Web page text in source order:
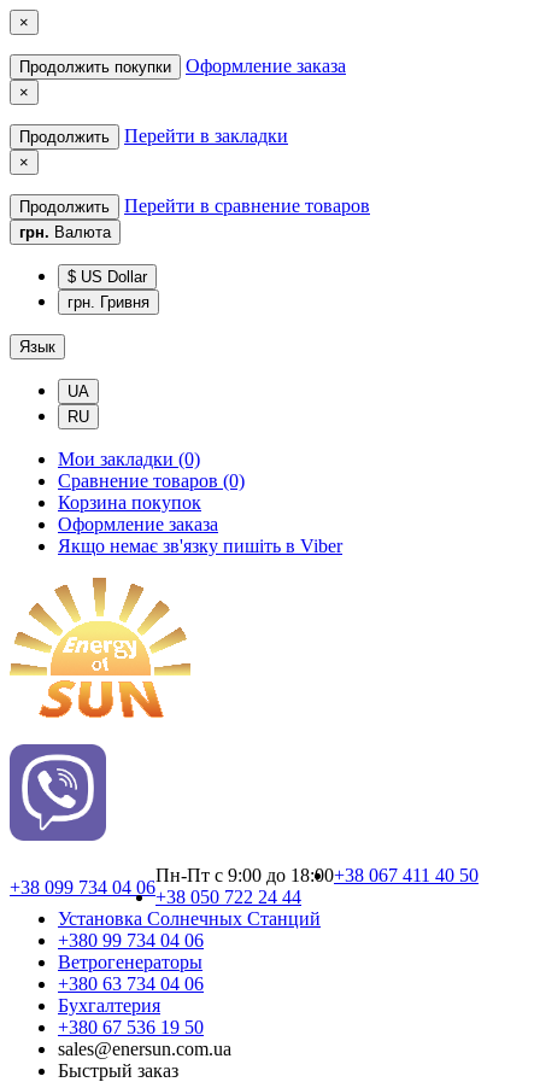
×
Продолжить покупки Оформление заказа
×
Продолжить Перейти в закладки
×
Продолжить Перейти в сравнение товаров
грн. Валюта
$ US Dollar
грн. Гривня
Язык
UA
RU
Мои закладки (0)
Сравнение товаров (0)
Корзина покупок
Оформление заказа
Якщо немає зв'язку пишіть в Viber
+38 099 734 04 06
Пн-Пт с 9:00 до 18:00+38 067 411 40 50
+38 050 722 24 44
Установка Cолнечных Cтанций
+380 99 734 04 06
Ветрогенераторы
+380 63 734 04 06
Бухгалтерия
+380 67 536 19 50
sales@enersun.com.ua
Быстрый заказ